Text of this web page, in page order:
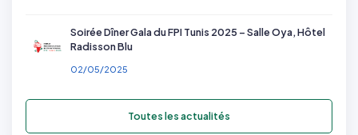
Soirée Dîner Gala du FPI Tunis 2025 – Salle Oya, Hôtel
Radisson Blu
02/05/2025
Toutes les actualités